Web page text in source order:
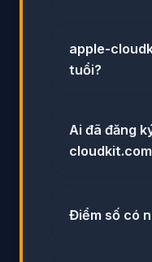
apple-
tuổi?
Ai đã đăng
Điểm số có